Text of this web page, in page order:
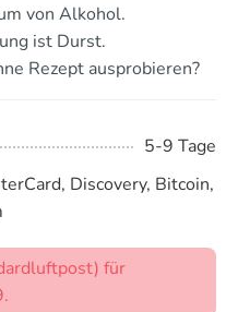
von Alkohol.
ist Durst.
Rezept ausprobieren?
5-9 Tage
Discovery, Bitcoin,
für